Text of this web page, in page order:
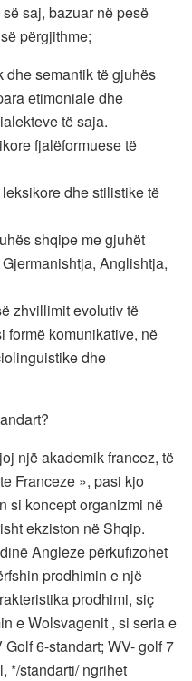
saj, bazuar në pesë
përgjithme;
semantik të gjuhës
etimoniale dhe
të saja.
fjalëformuese të
dhe stilistike të
shqipe me gjuhët
Anglishtja,
zhvillimit evolutiv të
formë komunikative, në
dhe
një akademik francez, të
Franceze », pasi kjo
si koncept organizmi në
ekziston në Shqip.
Angleze përkufizohet
prodhimin e një
prodhimi, siç
e Wolsvagenit , si seria e
6-standart; WV- golf 7
*/standarti/ ngrihet